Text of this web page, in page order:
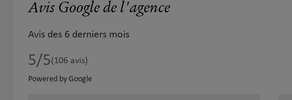
Avis Google de l'agence
Avis des 6 derniers mois
5/5Note de 5 sur 5
(106 avis)
Powered by Google